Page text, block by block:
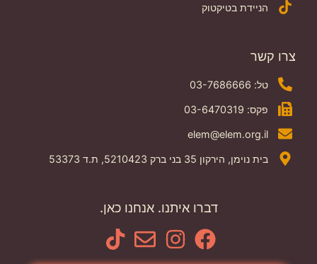
הניידת בטיקטוק
צרו קשר
טל: 03-7686666
פקס: 03-6470319
elem@elem.org.il
בית נוימן, הירקון 35 בני ברק 5210423, ת.ד 53373
דברו איתנו. אנחנו כאן.